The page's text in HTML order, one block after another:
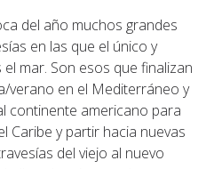
del año muchos grandes
en las que el único y
mar. Son esos que finalizan
verano en el Mediterráneo y
continente americano para
Caribe y partir hacia nuevas
del viejo al nuevo